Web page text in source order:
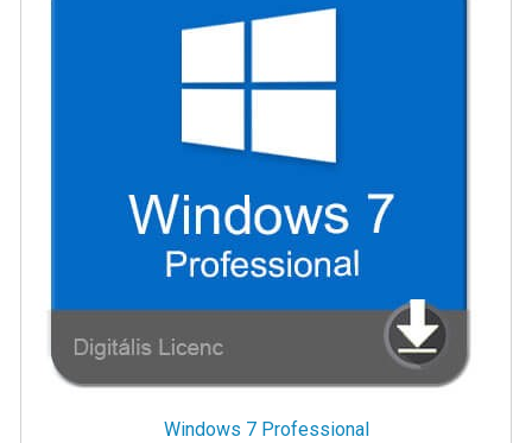
Windows 7 Professional